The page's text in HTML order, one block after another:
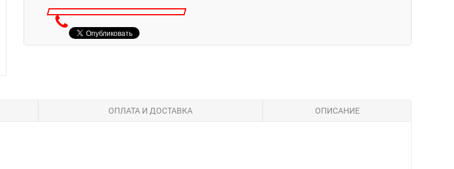
ОПЛАТА И ДОСТАВКА ОПИСАНИЕ